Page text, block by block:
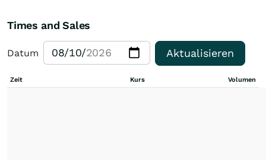
Times and Sales
Datum Aktualisieren
Zeit Kurs Volumen